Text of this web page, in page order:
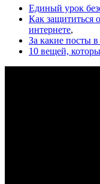
Единый урок
Как защититься
интернете,
За какие посты
10 вещей,